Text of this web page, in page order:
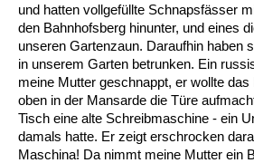
und hatten vollgefüllte Schnapsfässer
den Bahnhofsberg hinunter, und eines
unseren Gartenzaun. Daraufhin haben
in unserem Garten betrunken. Ein
meine Mutter geschnappt, er wollte
oben in der Mansarde die Türe
Tisch eine alte Schreibmaschine - ein
damals hatte. Er zeigt erschrocken
Maschina! Da nimmt meine Mutter ein